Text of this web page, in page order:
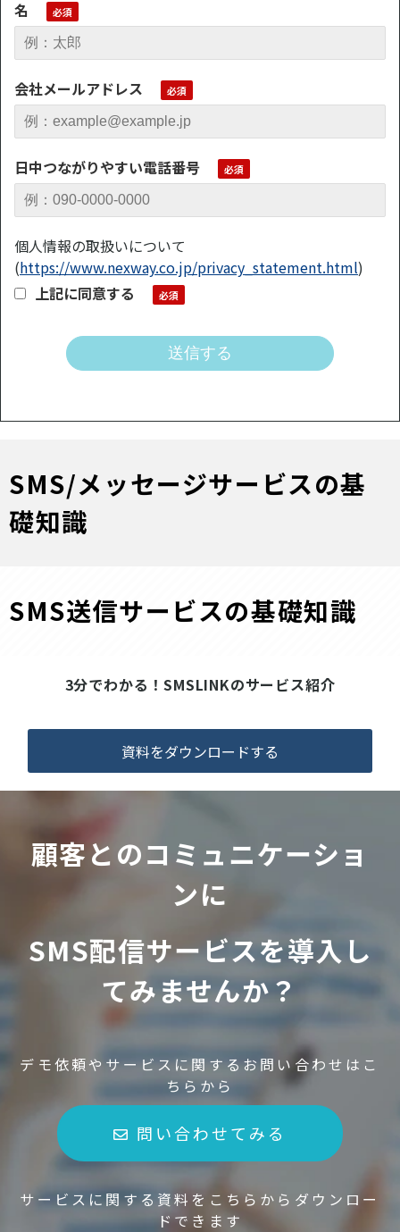
名
会社メールアドレス
日中つながりやすい電話番号
個人情報の取扱いについて
(https://www.nexway.co.jp/privacy_statement.html)
上記に同意する
SMS/メッセージサービスの基
礎知識
SMS送信サービスの基礎知識
3分でわかる！SMSLINKのサービス紹介
資料をダウンロードする
顧客とのコミュニケーショ
ンに
SMS配信サービスを導入し
てみませんか？
デモ依頼やサービスに関するお問い合わせはこ
ちらから
問い合わせてみる
サービスに関する資料をこちらからダウンロー
ドできます